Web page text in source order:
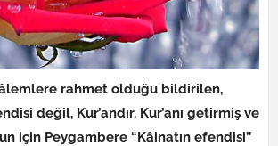
âlemlere rahmet olduğu bildirilen,
değil, Kur’andır. Kur’anı getirmiş ve
için Peygambere “Kâinatın efendisi”